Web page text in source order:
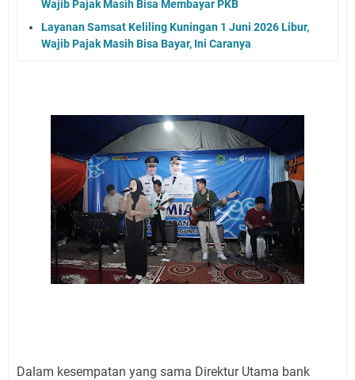
Wajib Pajak Masih Bisa Membayar PKB
Layanan Samsat Keliling Kuningan 1 Juni 2026 Libur,
Wajib Pajak Masih Bisa Bayar, Ini Caranya
Dalam kesempatan yang sama Direktur Utama bank